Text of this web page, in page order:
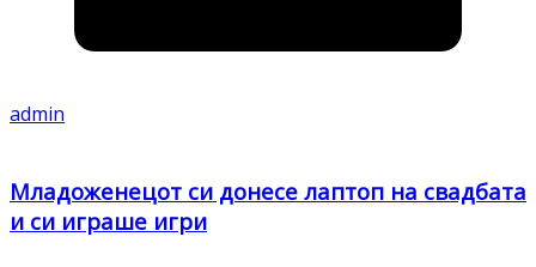
admin
Младоженецот си донесе лаптоп на свадбата
и си играше игри